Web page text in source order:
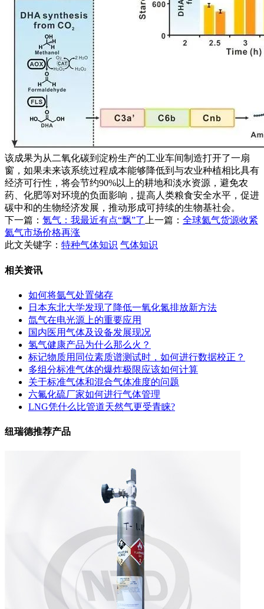
该成果为从二氧化碳到淀粉生产的工业车间制造打开了一扇
窗，如果未来该系统过程成本能够降低到与农业种植相比具有
经济可行性，将会节约90%以上的耕地和淡水资源，避免农
药、化肥等对环境的负面影响，提高人类粮食安全水平，促进
碳中和的生物经济发展，推动形成可持续的生物基社会。
下一篇： 氪气：我最近有点“飘”了 上一篇： 全球氦气货源收紧
氦气市场价格再涨
此文关键字： 特种气体知识 气体知识
相关资讯
如何将氩气处置储存
日本东北大学发现了降低一氧化氮排放新方法
氙气在电光源上的重要应用
国内医用气体及设备发展现况
氢气健康产品为什么那么火？
标记物质用同位素质谱测试时，如何进行数据校正？
多组分标准气体的爆炸极限应该如何计算
关于标准气体和混合气体准度的问题
六氟化硫厂家如何进行气体管理
LNG凭什么比管道天然气更受青睐?
纽瑞德推荐产品